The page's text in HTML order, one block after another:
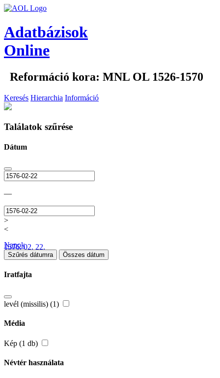
Adatbázisok
Online
Reformáció kora: MNL OL 1526-1570
Keresés Hierarchia Információ
Találatok szűrése
Dátum
—
>
<
1576. 02. 22.
Napok
Szűrés dátumra Összes dátum
Iratfajta
levél (missilis) (1)
Média
Kép (1 db)
Névtér használata